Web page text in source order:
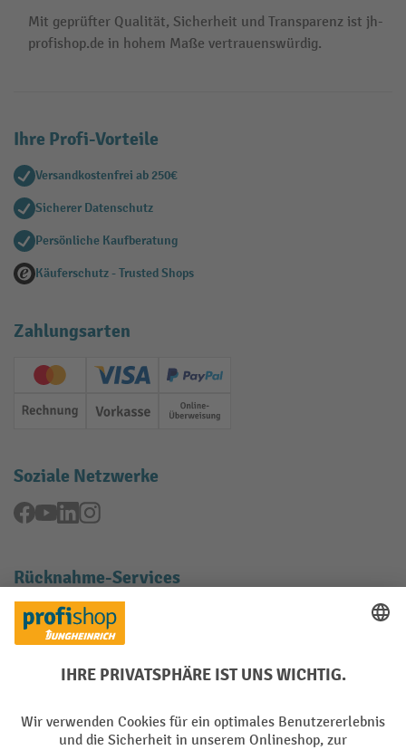
Mit geprüfter Qualität, Sicherheit und Transparenz ist jh-
profishop.de in hohem Maße vertrauenswürdig.
Ihre Profi-Vorteile
Versandkostenfrei ab 250€
Sicherer Datenschutz
Persönliche Kaufberatung
Käuferschutz - Trusted Shops
Zahlungsarten
Creditcard (Master)Creditcard (Visa)
PayPal
Rechnung Vorkasse Online-Überweisung
Soziale Netzwerke
Facebook
YouTubeLinkedInInstagram
Rücknahme-Services
Elektrogeräte Rückname
Batterie Rückname